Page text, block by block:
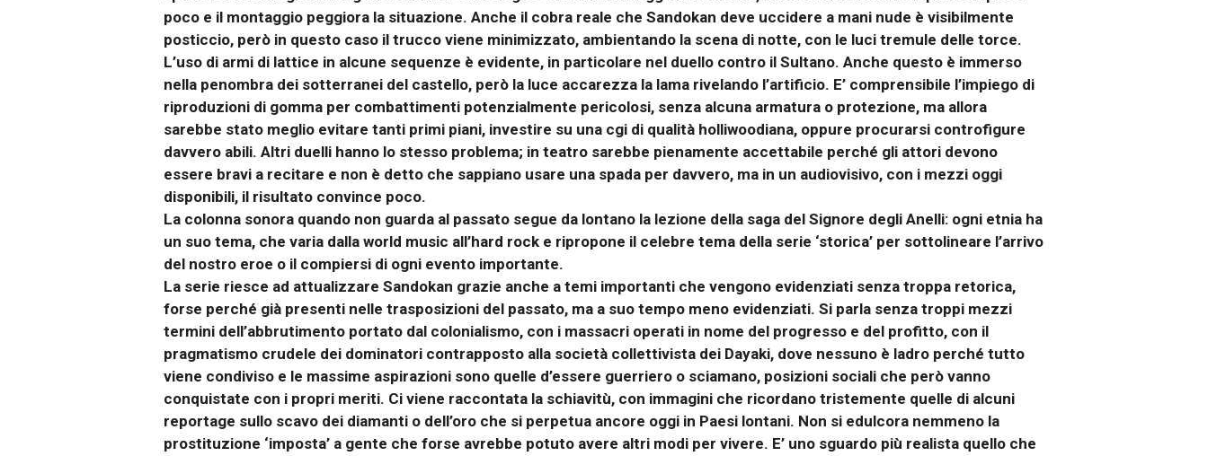
poco e il montaggio peggiora la situazione. Anche il cobra reale che Sandokan deve uccidere a mani nude è visibilmente
posticcio, però in questo caso il trucco viene minimizzato, ambientando la scena di notte, con le luci tremule delle torce.
L’uso di armi di lattice in alcune sequenze è evidente, in particolare nel duello contro il Sultano. Anche questo è immerso
nella penombra dei sotterranei del castello, però la luce accarezza la lama rivelando l’artificio. E’ comprensibile l’impiego di
riproduzioni di gomma per combattimenti potenzialmente pericolosi, senza alcuna armatura o protezione, ma allora
sarebbe stato meglio evitare tanti primi piani, investire su una cgi di qualità holliwoodiana, oppure procurarsi controfigure
davvero abili. Altri duelli hanno lo stesso problema; in teatro sarebbe pienamente accettabile perché gli attori devono
essere bravi a recitare e non è detto che sappiano usare una spada per davvero, ma in un audiovisivo, con i mezzi oggi
disponibili, il risultato convince poco.
La colonna sonora quando non guarda al passato segue da lontano la lezione della saga del Signore degli Anelli: ogni etnia ha
un suo tema, che varia dalla world music all’hard rock e ripropone il celebre tema della serie ‘storica’ per sottolineare l’arrivo
del nostro eroe o il compiersi di ogni evento importante.
La serie riesce ad attualizzare Sandokan grazie anche a temi importanti che vengono evidenziati senza troppa retorica,
forse perché già presenti nelle trasposizioni del passato, ma a suo tempo meno evidenziati. Si parla senza troppi mezzi
termini dell’abbrutimento portato dal colonialismo, con i massacri operati in nome del progresso e del profitto, con il
pragmatismo crudele dei dominatori contrapposto alla società collettivista dei Dayaki, dove nessuno è ladro perché tutto
viene condiviso e le massime aspirazioni sono quelle d’essere guerriero o sciamano, posizioni sociali che però vanno
conquistate con i propri meriti. Ci viene raccontata la schiavitù, con immagini che ricordano tristemente quelle di alcuni
reportage sullo scavo dei diamanti o dell’oro che si perpetua ancore oggi in Paesi lontani. Non si edulcora nemmeno la
prostituzione ‘imposta’ a gente che forse avrebbe potuto avere altri modi per vivere. E’ uno sguardo più realista quello che